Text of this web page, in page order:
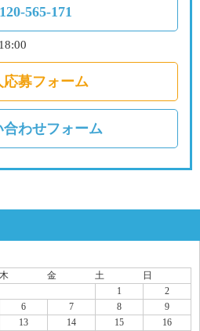
565-171
応募フォーム
合わせフォーム
木 金 土
日
1
2
6 7 8
9
13 14 15
16